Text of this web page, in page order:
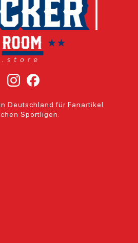
Deutschland für Fanartikel
Sportligen.